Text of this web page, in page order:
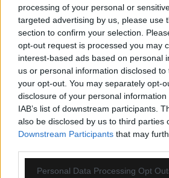
processing of your personal or
targeted advertising by us, please use
section to confirm your selection.
opt-out request is processed you may
interest-based ads based on personal
us or personal information disclosed
your opt-out. You may separately opt-
disclosure of your personal
IAB’s list of downstream participants.
also be disclosed by us to third parties
Downstream Participants that may
Please note that this website/app uses
Personal Data Processing Opt